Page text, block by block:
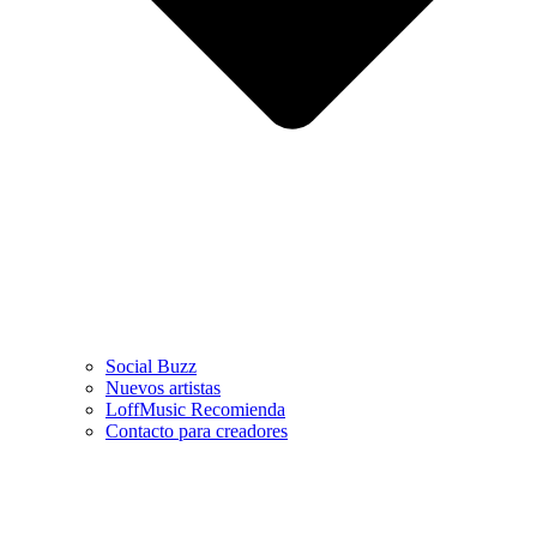
Social Buzz
Nuevos artistas
LoffMusic Recomienda
Contacto para creadores